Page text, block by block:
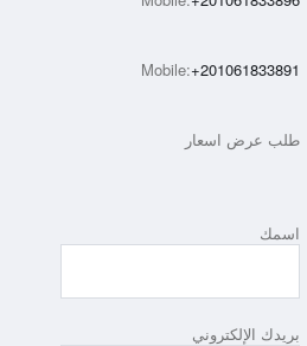
Mobile:+201061833891
طلب عرض اسعار
اسمك
بريدك الإلكتروني